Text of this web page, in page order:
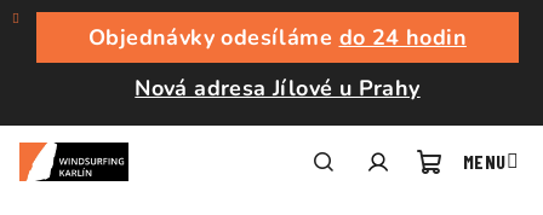
Přejít
obsah
Objednávky odesíláme do 24 hodin
Nová adresa Jílové u Prahy